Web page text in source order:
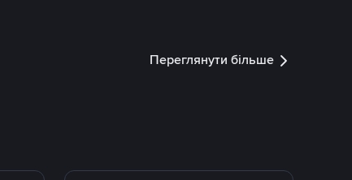
Переглянути більше